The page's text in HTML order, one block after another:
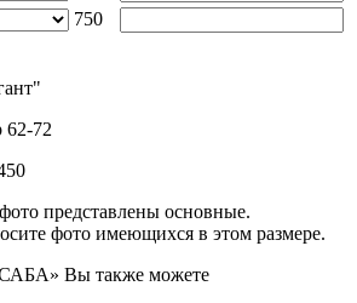
750
62-72
представлены основные.
фото имеющихся в этом размере.
Вы также можете